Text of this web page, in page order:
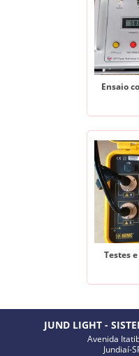
Ensaio
Testes
JUND LIGHT -
Avenida
Jundiaí-